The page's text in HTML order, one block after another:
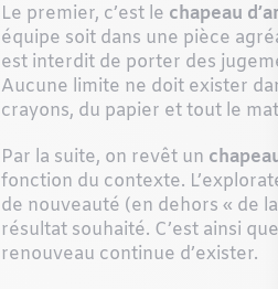
Le premier, c’est le chapeau
équipe soit dans une pièce
est interdit de porter des
Aucune limite ne doit exister
crayons, du papier et tout le
Par la suite, on revêt un
fonction du contexte.
de nouveauté (en dehors « de
résultat souhaité. C’est ainsi
renouveau continue d’exister.